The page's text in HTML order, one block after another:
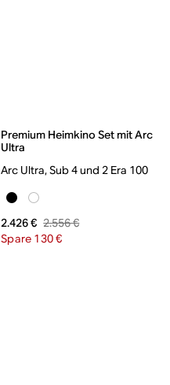
Premium Heimkino Set mit Arc
Ultra
Arc Ultra, Sub 4 und 2 Era 100
2.426 € 2.556 €
Spare 130 €